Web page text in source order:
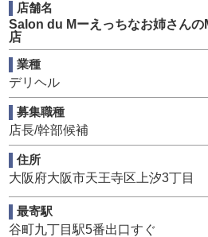
一般企業と同等の待遇でありなが
績に応じたスピード出世が可能で
年収1,000万円を超えて働いてい
す。
高度な知識や技術は必要ありませ
真摯に仕事に取り組んでいただけ
会社です。
また、未経験の方でも簡単に覚え
す。
入社後は、日常業務を覚えるため
す。
店舗名
Salon du Mーえっちなお姉さんの
店
業種
デリヘル
募集職種
店長/幹部候補
住所
大阪府大阪市天王寺区上汐3丁目
最寄駅
谷町九丁目駅5番出口すぐ